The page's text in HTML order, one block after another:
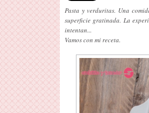
Pasta y verduritas. Una
superficie gratinada. La
intentan...
Vamos con mi receta.